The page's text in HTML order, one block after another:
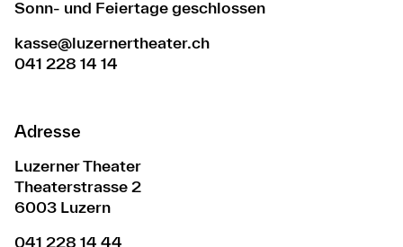
Sonn- und Feiertage geschlossen
kasse@luzernertheater.ch
041 228 14 14
Adresse
Luzerner Theater
Theaterstrasse 2
6003 Luzern
041 228 14 44